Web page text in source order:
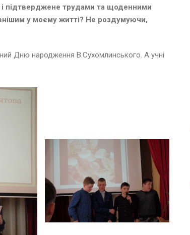
підтверджене трудами та щоденними
у моєму житті? Не роздумуючи,
Дню народження В.Сухомлинського. А учні